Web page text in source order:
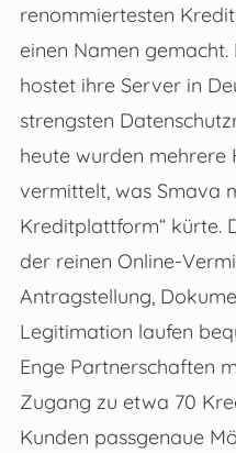
renommiertesten
einen Namen
hostet ihre Server in
strengsten
heute wurden mehrere
vermittelt, was Smava
Kreditplattform“ kürte.
der reinen Online-
Antragstellung,
Legitimation laufen
Enge Partnerschaften
Zugang zu etwa 70
Kunden passgenaue